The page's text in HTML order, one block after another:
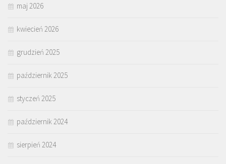
maj 2026
kwiecień 2026
grudzień 2025
październik 2025
styczeń 2025
październik 2024
sierpień 2024